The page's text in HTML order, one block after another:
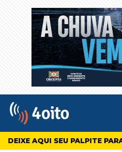
4oito
DEIXE AQUI SEU PALPITE